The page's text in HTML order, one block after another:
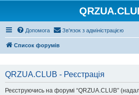
Допомога Зв'язок з адміністрацією
Список форумів
QRZUA.CLUB - Реєстрація
Реєструючись на форумі “QRZUA.CLUB”